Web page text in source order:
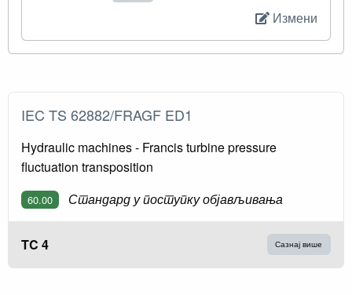
Измени
IEC TS 62882/FRAGF ED1
Hydraulic machines - Francis turbine pressure
fluctuation transposition
60.00 Стандард у поступку објављивања
TC 4 Сазнај више